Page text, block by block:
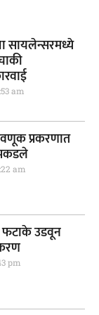
सायलेन्सरमध्ये
am
प्रकरणात
am
फटाके उडवून
pm